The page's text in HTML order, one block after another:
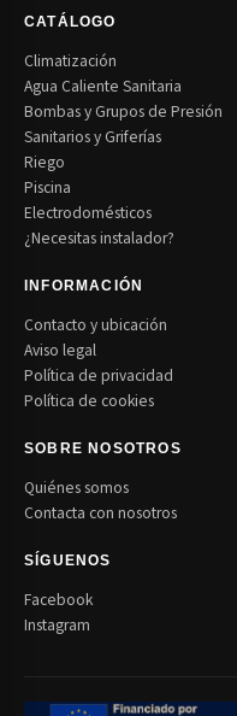
CATÁLOGO
Climatización
Agua Caliente Sanitaria
Bombas y Grupos de Presión
Sanitarios y Griferías
Riego
Piscina
Electrodomésticos
¿Necesitas instalador?
INFORMACIÓN
Contacto y ubicación
Aviso legal
Política de privacidad
Política de cookies
SOBRE NOSOTROS
Quiénes somos
Contacta con nosotros
SÍGUENOS
Facebook
Instagram